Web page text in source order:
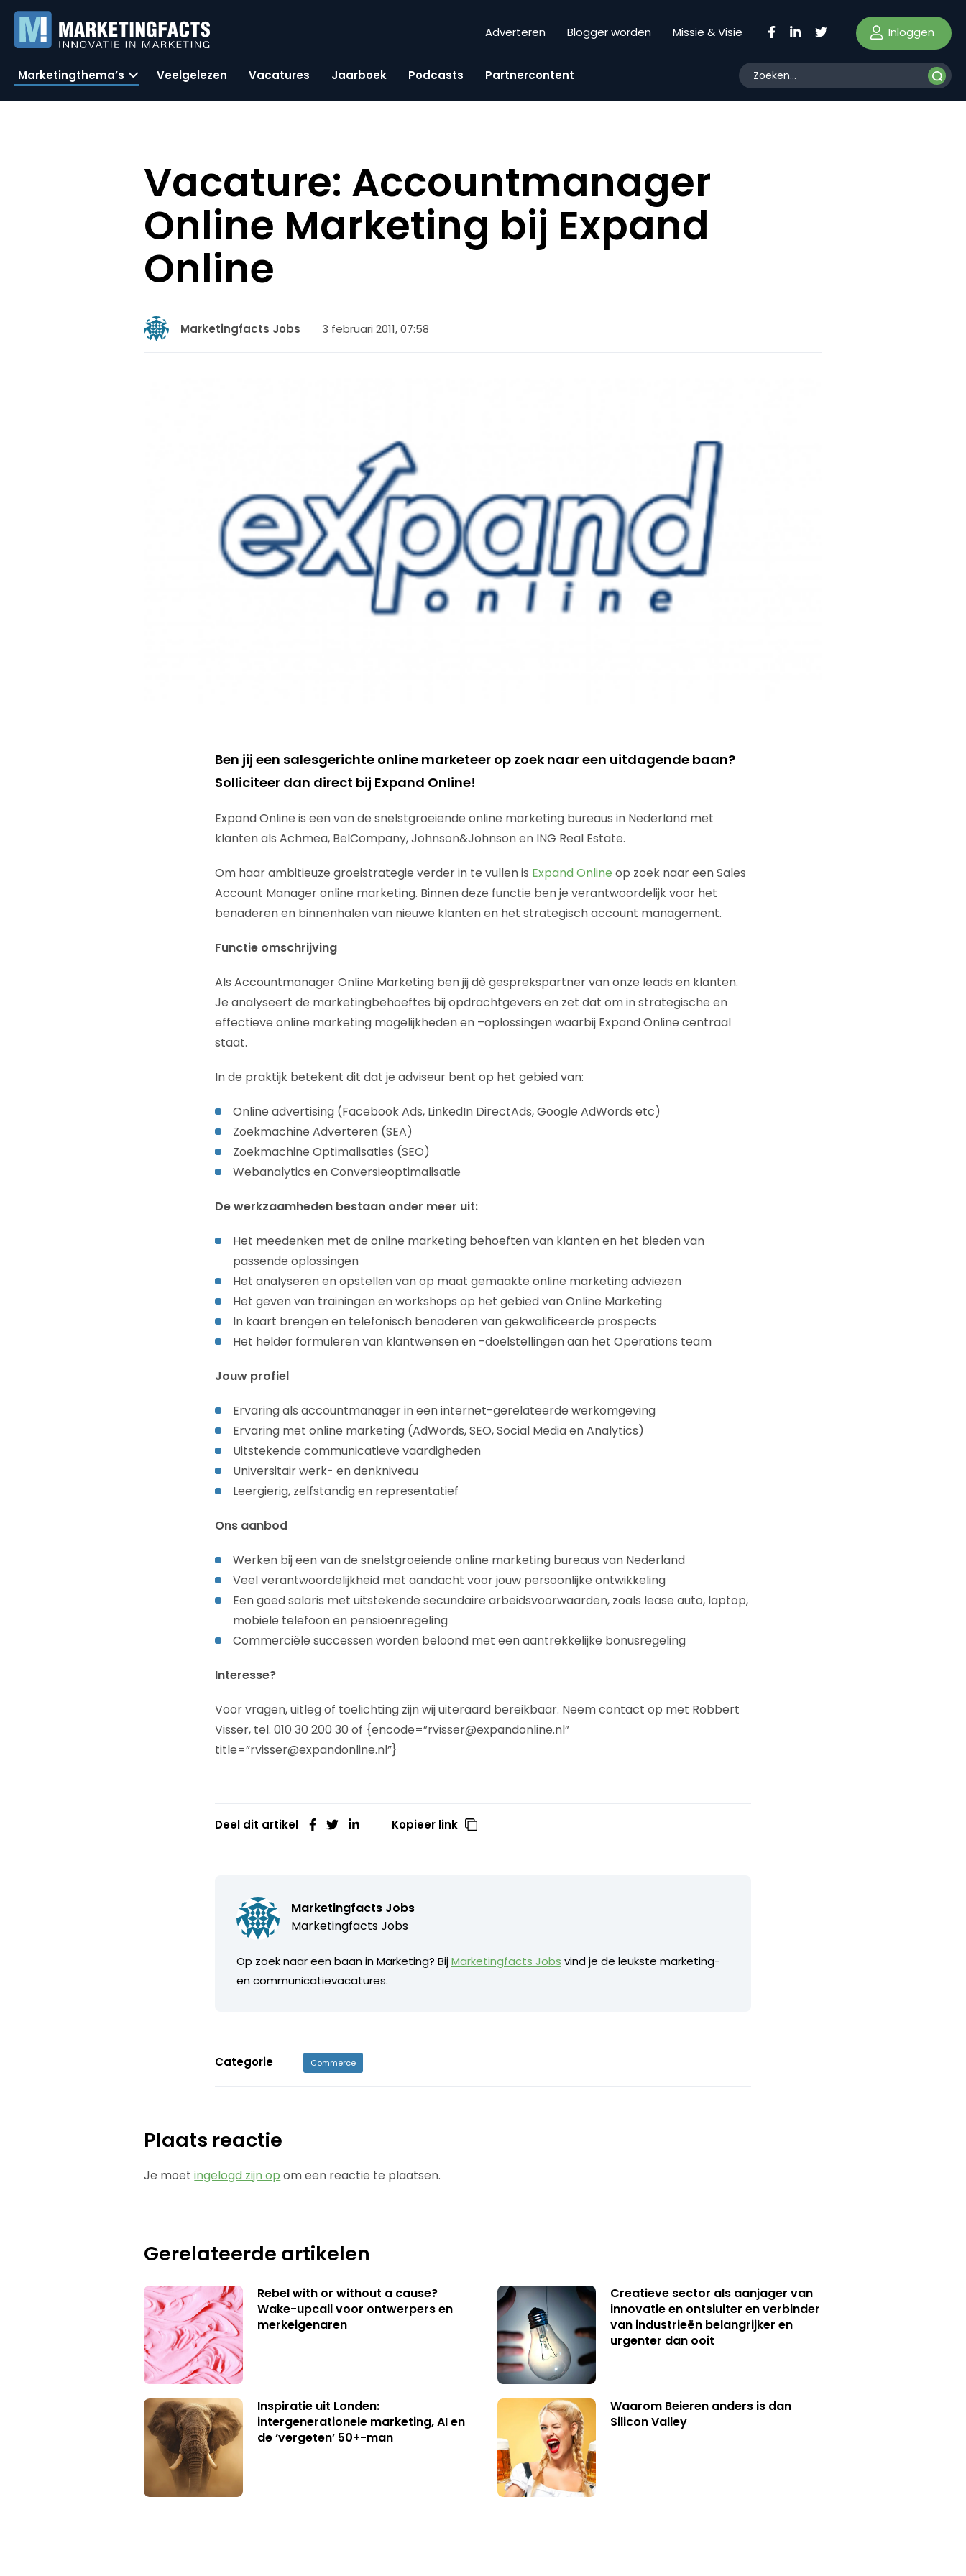
Adverteren Blogger worden Missie & Visie Inloggen
Marketingthema’s Veelgelezen Vacatures Jaarboek Podcasts Partnercontent
Vacature: Accountmanager
Online Marketing bij Expand
Online
Marketingfacts Jobs 3 februari 2011, 07:58
Ben jij een salesgerichte online marketeer op zoek naar een uitdagende baan?
Solliciteer dan direct bij Expand Online!
Expand Online is een van de snelstgroeiende online marketing bureaus in Nederland met
klanten als Achmea, BelCompany, Johnson&Johnson en ING Real Estate.
Om haar ambitieuze groeistrategie verder in te vullen is Expand Online op zoek naar een Sales
Account Manager online marketing. Binnen deze functie ben je verantwoordelijk voor het
benaderen en binnenhalen van nieuwe klanten en het strategisch account management.
Functie omschrijving
Als Accountmanager Online Marketing ben jij dè gesprekspartner van onze leads en klanten.
Je analyseert de marketingbehoeftes bij opdrachtgevers en zet dat om in strategische en
effectieve online marketing mogelijkheden en –oplossingen waarbij Expand Online centraal
staat.
In de praktijk betekent dit dat je adviseur bent op het gebied van:
Online advertising (Facebook Ads, LinkedIn DirectAds, Google AdWords etc)
Zoekmachine Adverteren (SEA)
Zoekmachine Optimalisaties (SEO)
Webanalytics en Conversieoptimalisatie
De werkzaamheden bestaan onder meer uit:
Het meedenken met de online marketing behoeften van klanten en het bieden van
passende oplossingen
Het analyseren en opstellen van op maat gemaakte online marketing adviezen
Het geven van trainingen en workshops op het gebied van Online Marketing
In kaart brengen en telefonisch benaderen van gekwalificeerde prospects
Het helder formuleren van klantwensen en -doelstellingen aan het Operations team
Jouw profiel
Ervaring als accountmanager in een internet-gerelateerde werkomgeving
Ervaring met online marketing (AdWords, SEO, Social Media en Analytics)
Uitstekende communicatieve vaardigheden
Universitair werk- en denkniveau
Leergierig, zelfstandig en representatief
Ons aanbod
Werken bij een van de snelstgroeiende online marketing bureaus van Nederland
Veel verantwoordelijkheid met aandacht voor jouw persoonlijke ontwikkeling
Een goed salaris met uitstekende secundaire arbeidsvoorwaarden, zoals lease auto, laptop,
mobiele telefoon en pensioenregeling
Commerciële successen worden beloond met een aantrekkelijke bonusregeling
Interesse?
Voor vragen, uitleg of toelichting zijn wij uiteraard bereikbaar. Neem contact op met Robbert
Visser, tel. 010 30 200 30 of {encode=”rvisser@expandonline.nl”
title=”rvisser@expandonline.nl”}
Deel dit artikel Kopieer link
Marketingfacts Jobs
Marketingfacts Jobs
Op zoek naar een baan in Marketing? BijMarketingfacts Jobs vind je de leukste marketing-
en communicatievacatures.
Categorie Commerce
Plaats reactie
Je moetingelogd zijn op om een reactie te plaatsen.
Gerelateerde artikelen
Rebel with or without a cause?
Wake-upcall voor ontwerpers en
merkeigenaren
Creatieve sector als aanjager van
innovatie en ontsluiter en verbinder
van industrieën belangrijker en
urgenter dan ooit
Inspiratie uit Londen:
intergenerationele marketing, AI en
de ‘vergeten’ 50+-man
Waarom Beieren anders is dan
Silicon Valley